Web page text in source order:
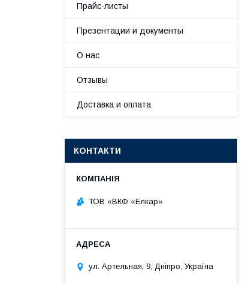
Прайс-листы
Презентации и документы
О нас
Отзывы
Доставка и оплата
КОНТАКТИ
ТОВ «ВКФ «Елкар»
ул. Артельная, 9, Дніпро, Україна